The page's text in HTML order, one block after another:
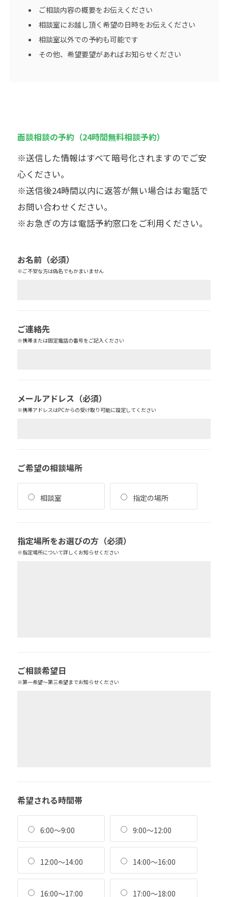
ご相談内容の概要をお伝えください
相談室にお越し頂く希望の日時をお伝えください
相談室以外での予約も可能です
その他、希望要望があればお知らせください
面談相談の予約（24時間無料相談予約）
※送信した情報はすべて暗号化されますのでご安
心ください。
※送信後24時間以内に返答が無い場合はお電話で
お問い合わせください。
※お急ぎの方は電話予約窓口をご利用ください。
お名前 （必須）
※ご不安な方は偽名でもかまいません
ご連絡先
※携帯または固定電話の番号をご記入ください
メールアドレス （必須）
※携帯アドレスはPCからの受け取り可能に設定してください
ご希望の相談場所
相談室 指定の場所
指定場所をお選びの方 （必須）
※指定場所について詳しくお知らせください
ご相談希望日
※第一希望～第三希望までお知らせください
希望される時間帯
6:00～9:00 9:00～12:00
12:00～14:00 14:00～16:00
16:00～17:00 17:00～18:00